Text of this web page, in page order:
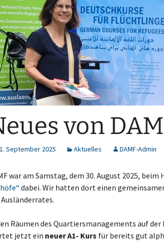
von
September 2025 Aktuelles DAMF-Admin
war am Samstag, dem 30. August 2025, beim
dabei. Wir hatten dort einen
Ausländerrates.
Räumen des Quartiersmanagements auf der
jetzt ein neuer A1- Kurs für bereits gut